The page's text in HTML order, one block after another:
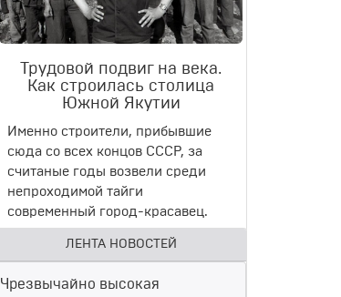
Трудовой подвиг на века.
Как строилась столица
Южной Якутии
Именно строители, прибывшие
сюда со всех концов СССР, за
считаные годы возвели среди
непроходимой тайги
современный город-красавец.
ЛЕНТА НОВОСТЕЙ
Чрезвычайно высокая